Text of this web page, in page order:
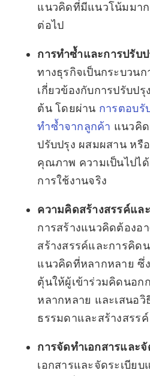
แนวคิดที่มีแนวโน้มมา
ต่อไป
การทำซ้ำและการปรับป
ทางธุรกิจเป็นกระบวน
เกี่ยวข้องกับการปรับป
ต้น โดยผ่าน การตอบรั
ทำซ้ำจากลูกค้า แนวคิ
ปรับปรุง ผสมผสาน หรื
คุณภาพ ความเป็นไปไ
การใช้งานจริง
ความคิดสร้างสรรค์แล
การสร้างแนวคิดต้องอ
สร้างสรรค์และการคิด
แนวคิดที่หลากหลาย ซึ่
ตุ้นให้ผู้เข้าร่วมคิดนอก
หลากหลาย และเสนอ
ธรรมดาและสร้างสรรค์
การจัดทำเอกสารและจั
เอกสารและจัดระเบีย